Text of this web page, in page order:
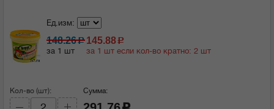
Ед.изм:
148.26c
за 1 шт
145.88c
за 1 шт если кол-во кратно: 2 шт
Кол-во (шт): Сумма:
c